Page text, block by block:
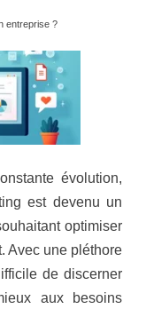
entreprise ?
évolution,
est devenu un
optimiser
Avec une pléthore
de discerner
aux besoins